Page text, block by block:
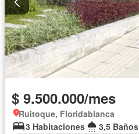
$ 9.500.000/mes
Ruitoque, Floridablanca
3 Habitaciones
3,5 Baños